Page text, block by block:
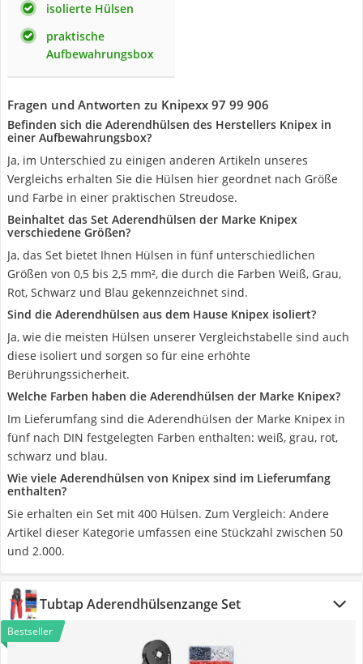
isolierte Hülsen
praktische
Aufbewahrungsbox
Fragen und Antworten zu Knipexx 97 99 906
Befinden sich die Aderendhülsen des Herstellers Knipex in
einer Aufbewahrungsbox?
Ja, im Unterschied zu einigen anderen Artikeln unseres
Vergleichs erhalten Sie die Hülsen hier geordnet nach Größe
und Farbe in einer praktischen Streudose.
Beinhaltet das Set Aderendhülsen der Marke Knipex
verschiedene Größen?
Ja, das Set bietet Ihnen Hülsen in fünf unterschiedlichen
Größen von 0,5 bis 2,5 mm², die durch die Farben Weiß, Grau,
Rot, Schwarz und Blau gekennzeichnet sind.
Sind die Aderendhülsen aus dem Hause Knipex isoliert?
Ja, wie die meisten Hülsen unserer Vergleichstabelle sind auch
diese isoliert und sorgen so für eine erhöhte
Berührungssicherheit.
Welche Farben haben die Aderendhülsen der Marke Knipex?
Im Lieferumfang sind die Aderendhülsen der Marke Knipex in
fünf nach DIN festgelegten Farben enthalten: weiß, grau, rot,
schwarz und blau.
Wie viele Aderendhülsen von Knipex sind im Lieferumfang
enthalten?
Sie erhalten ein Set mit 400 Hülsen. Zum Vergleich: Andere
Artikel dieser Kategorie umfassen eine Stückzahl zwischen 50
und 2.000.
Tubtap Aderendhülsenzange Set
Bestseller